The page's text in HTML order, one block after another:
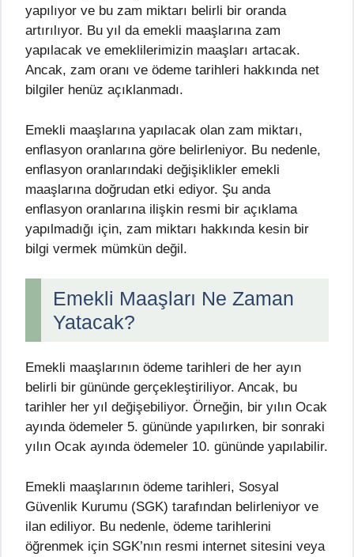
yapılıyor ve bu zam miktarı belirli bir oranda
artırılıyor. Bu yıl da emekli maaşlarına zam
yapılacak ve emeklilerimizin maaşları artacak.
Ancak, zam oranı ve ödeme tarihleri hakkında net
bilgiler henüz açıklanmadı.
Emekli maaşlarına yapılacak olan zam miktarı,
enflasyon oranlarına göre belirleniyor. Bu nedenle,
enflasyon oranlarındaki değişiklikler emekli
maaşlarına doğrudan etki ediyor. Şu anda
enflasyon oranlarına ilişkin resmi bir açıklama
yapılmadığı için, zam miktarı hakkında kesin bir
bilgi vermek mümkün değil.
Emekli Maaşları Ne Zaman
Yatacak?
Emekli maaşlarının ödeme tarihleri de her ayın
belirli bir gününde gerçekleştiriliyor. Ancak, bu
tarihler her yıl değişebiliyor. Örneğin, bir yılın Ocak
ayında ödemeler 5. gününde yapılırken, bir sonraki
yılın Ocak ayında ödemeler 10. gününde yapılabilir.
Emekli maaşlarının ödeme tarihleri, Sosyal
Güvenlik Kurumu (SGK) tarafından belirleniyor ve
ilan ediliyor. Bu nedenle, ödeme tarihlerini
öğrenmek için SGK’nın resmi internet sitesini veya